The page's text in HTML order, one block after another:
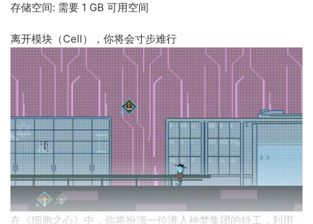
存储空间: 需要 1 GB 可用空间
离开模块（Cell），你将会寸步难行
在《细胞之心》中，你将扮演一位潜入神梦集团的特工，利用